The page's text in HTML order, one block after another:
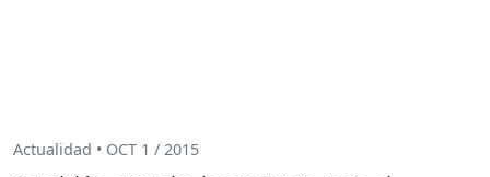
Actualidad • OCT 1 / 2015